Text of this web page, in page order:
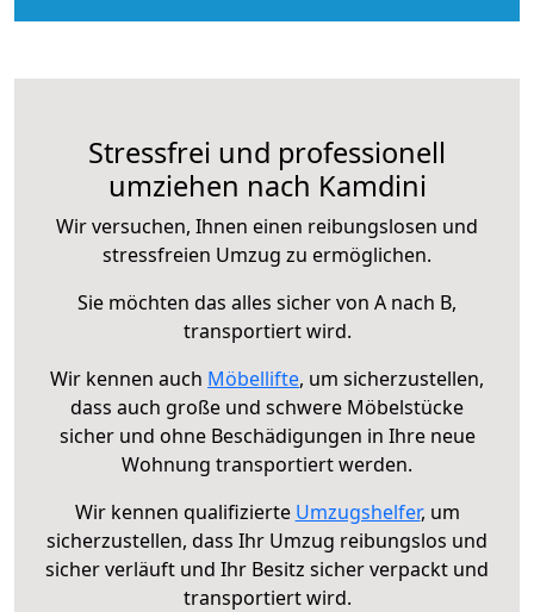
Stressfrei und professionell
umziehen nach Kamdini
Wir versuchen, Ihnen einen reibungslosen und
stressfreien Umzug zu ermöglichen.
Sie möchten das alles sicher von A nach B,
transportiert wird.
Wir kennen auch Möbellifte, um sicherzustellen,
dass auch große und schwere Möbelstücke
sicher und ohne Beschädigungen in Ihre neue
Wohnung transportiert werden.
Wir kennen qualifizierte Umzugshelfer, um
sicherzustellen, dass Ihr Umzug reibungslos und
sicher verläuft und Ihr Besitz sicher verpackt und
transportiert wird.